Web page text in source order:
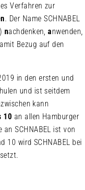
Verfahren zur
. Der Name SCHNABEL
nachdenken,anwenden,
Bezug auf den
in den ersten und
und ist seitdem
kann
10 an allen Hamburger
an SCHNABEL ist von
10 wird SCHNABEL bei